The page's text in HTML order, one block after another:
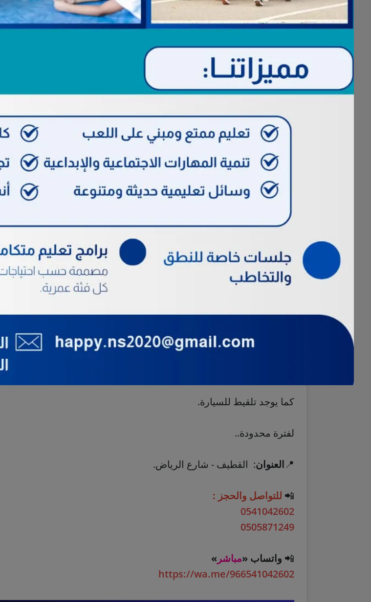
• تلميع خارجي مع طبقة نانو
• ⁠تعطير وتعقيم داخلي مع تكييس الدواسات
كما يوجد تلقيط للسيارة.
لفترة محدودة..
📍العنوان: القطيف - شارع الرياض.
📲 للتواصل والحجز :
0541042602
0505871249
📲 واتساب «مباشر »
https://wa.me/966541042602